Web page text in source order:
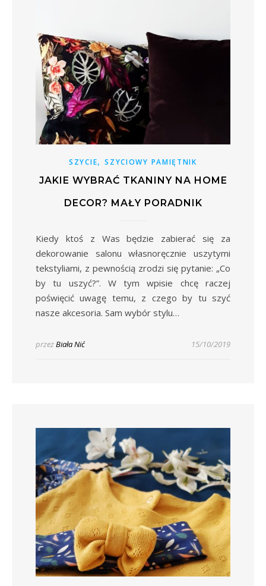
SZYCIE,SZYCIOWY PAMIĘTNIK
JAKIE WYBRAĆ TKANINY NA HOME
DECOR? MAŁY PORADNIK
Kiedy ktoś z Was będzie zabierać się za
dekorowanie salonu własnoręcznie uszytymi
tekstyliami, z pewnością zrodzi się pytanie: „Co
by tu uszyć?”. W tym wpisie chcę raczej
poświęcić uwagę temu, z czego by tu szyć
nasze akcesoria. Sam wybór stylu…
przezBiała Nić 15/10/2019